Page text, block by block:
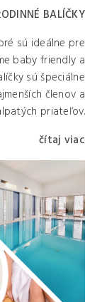
BALÍČKY
sú ideálne pre
baby friendly a
sú špeciálne
členov a
priateľov.
čítaj viac